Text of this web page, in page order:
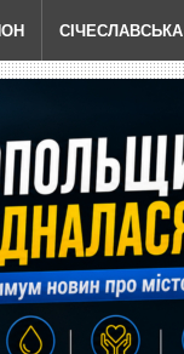
СІЧЕСЛАВСЬКА